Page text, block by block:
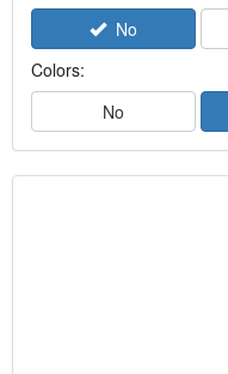
No
Colors:
No